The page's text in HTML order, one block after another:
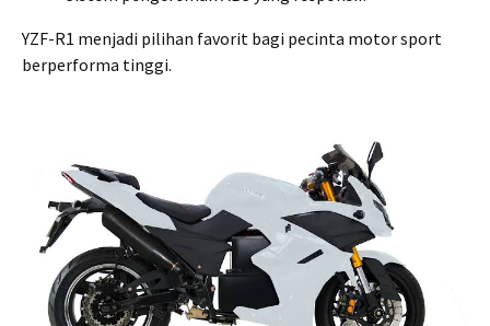
YZF-R1 menjadi pilihan favorit bagi pecinta motor sport
berperforma tinggi.